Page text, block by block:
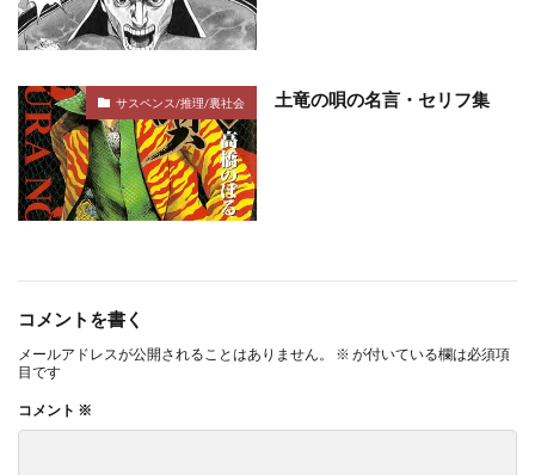
サスペンス/推理/裏社会 土竜の唄の名言・セリフ集
コメントを書く
メールアドレスが公開されることはありません。 ※ が付いている欄は必須項
目です
コメント ※